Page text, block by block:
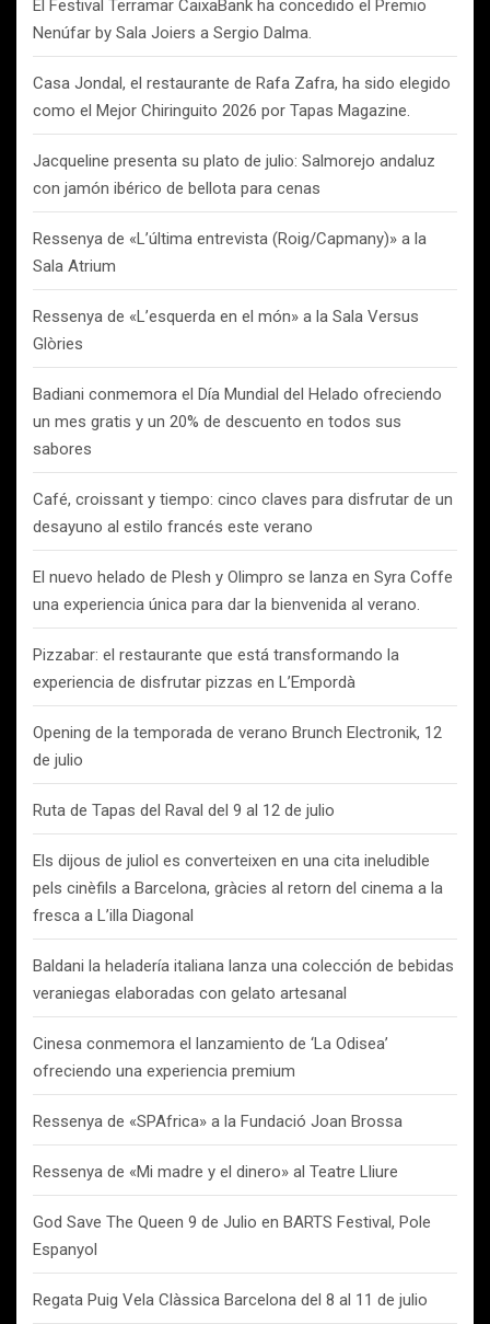
El Festival Terramar CaixaBank ha concedido el Premio
Nenúfar by Sala Joiers a Sergio Dalma.
Casa Jondal, el restaurante de Rafa Zafra, ha sido elegido
como el Mejor Chiringuito 2026 por Tapas Magazine.
Jacqueline presenta su plato de julio: Salmorejo andaluz
con jamón ibérico de bellota para cenas
Ressenya de «L’última entrevista (Roig/Capmany)» a la
Sala Atrium
Ressenya de «L’esquerda en el món» a la Sala Versus
Glòries
Badiani conmemora el Día Mundial del Helado ofreciendo
un mes gratis y un 20% de descuento en todos sus
sabores
Café, croissant y tiempo: cinco claves para disfrutar de un
desayuno al estilo francés este verano
El nuevo helado de Plesh y Olimpro se lanza en Syra Coffe
una experiencia única para dar la bienvenida al verano.
Pizzabar: el restaurante que está transformando la
experiencia de disfrutar pizzas en L’Empordà
Opening de la temporada de verano Brunch Electronik, 12
de julio
Ruta de Tapas del Raval del 9 al 12 de julio
Els dijous de juliol es converteixen en una cita ineludible
pels cinèfils a Barcelona, gràcies al retorn del cinema a la
fresca a L’illa Diagonal
Baldani la heladería italiana lanza una colección de bebidas
veraniegas elaboradas con gelato artesanal
Cinesa conmemora el lanzamiento de ‘La Odisea’
ofreciendo una experiencia premium
Ressenya de «SPAfrica» a la Fundació Joan Brossa
Ressenya de «Mi madre y el dinero» al Teatre Lliure
God Save The Queen 9 de Julio en BARTS Festival, Pole
Espanyol
Regata Puig Vela Clàssica Barcelona del 8 al 11 de julio